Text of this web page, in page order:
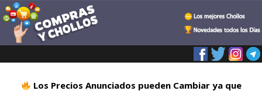
Los Precios Anunciados pueden Cambiar ya que